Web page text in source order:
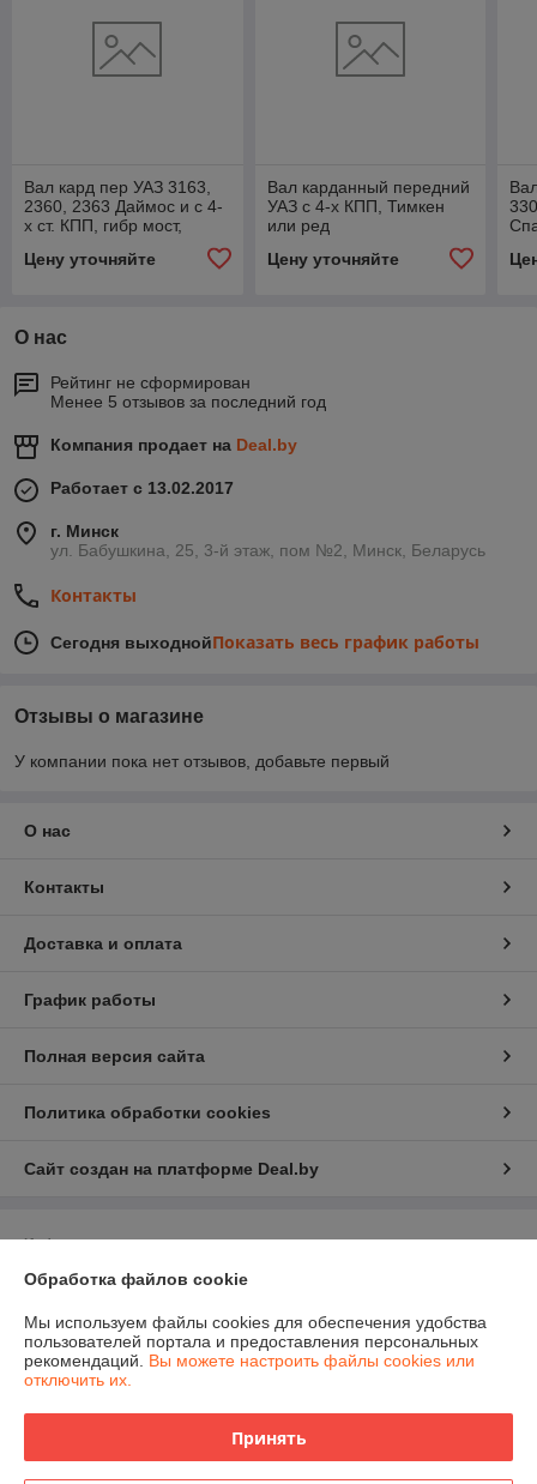
Вал кард пер УАЗ 3163,
2360, 2363 Даймос и с 4-
х ст. КПП, гибр мост,
ЕВРО 4, 42000.316300-
2203010-00
Цену уточняйте
Вал карданный передний
УАЗ с 4-х КПП, Тимкен
или ред
42000.315100-2203010-
Цену уточняйте
О нас
Рейтинг не сформирован
Менее 5 отзывов за последний год
Компания продает на Deal.by
Работает с 13.02.2017
г. Минск
ул. Бабушкина, 25, 3-й этаж, пом №2, Минск, Беларусь
Контакты
Сегодня выходнойПоказать весь график работы
Отзывы о магазине
У компании пока нет отзывов, добавьте первый
О нас
Контакты
Доставка и оплата
График работы
Полная версия сайта
Политика обработки cookies
Сайт создан на платформе Deal.by
Информация для покупателя
Юридическое лицо:ЧПТУП "Белфрезмет"
Регистрационный номер ЕГР: 191499355
УНП: 191499355
Регистрационный орган: Управление экономики администрации
Обработка файлов cookie
Мы используем файлы cookies для обеспечения удобства
пользователей портала и предоставления персональных
рекомендаций. Вы можете настроить файлы cookies или
отключить их.
Принять